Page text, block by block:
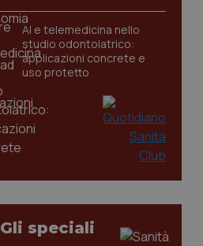
AI e telemedicina nello
studio odontoiatrico:
applicazioni concrete e
uso protetto
Gli speciali